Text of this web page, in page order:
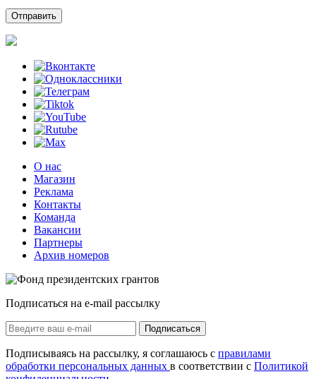
О нас
Магазин
Реклама
Контакты
Команда
Вакансии
Партнеры
Архив номеров
Подписаться на e-mail рассылку
Подписаться
Подписываясь на рассылку, я соглашаюсь с правилами
обработки персональных данных в соответствии с Политикой